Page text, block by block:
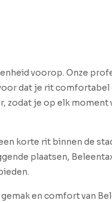
voorop. Onze
dat je rit comfortabel
zodat je op elk moment
korte rit binnen de
plaatsen,
en comfort van